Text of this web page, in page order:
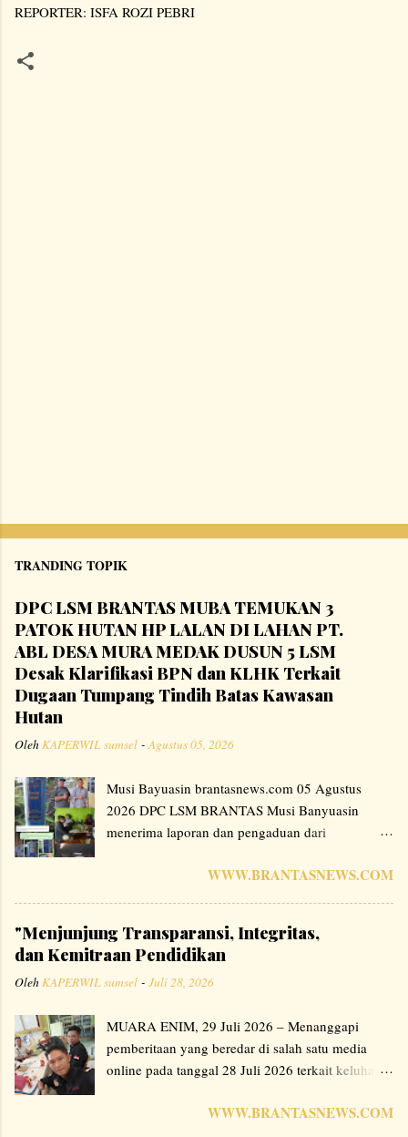
REPORTER: ISFA ROZI PEBRI
TRANDING TOPIK
DPC LSM BRANTAS MUBA TEMUKAN 3
PATOK HUTAN HP LALAN DI LAHAN PT.
ABL DESA MURA MEDAK DUSUN 5 LSM
Desak Klarifikasi BPN dan KLHK Terkait
Dugaan Tumpang Tindih Batas Kawasan
Hutan
OlehKAPERWIL sumsel -Agustus 05, 2026
Musi Bayuasin brantasnews.com 05 Agustus
2026 DPC LSM BRANTAS Musi Banyuasin
menerima laporan dan pengaduan dari
Lalan yang diduga berada di dalam area
Lencir, Kabupaten Musi Banyuasin, Sumatera
Selatan. Menindak lanjuti laporan tersebut, Tim
Investigasi DPC LSM BRANTAS MUBA
tanggal 1 Juli 2026. Hasilnya, tim menemukan 3
buah patok bertuliskan "HUTAN HP LALAN
PPBK" dengan nomor 008, 009, dan 0013 yang
milik PT. ABL. pada tanggal 8 Juli 2026 Pukul
WWW.BRANTASNEWS.COM
"Menjunjung Transparansi, Integritas,
dan Kemitraan Pendidikan
OlehKAPERWIL sumsel - Juli 28, 2026
MUARA ENIM, 29 Juli 2026 – Menanggapi
pemberitaan yang beredar di salah satu media
online pada tanggal 28 Juli 2026 terkait keluhan
bersama ini kami SMP Negeri 5 Muara Enim dan
WWW.BRANTASNEWS.COM